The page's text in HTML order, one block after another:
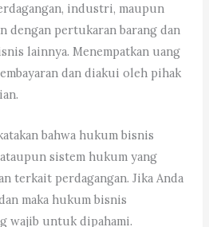
industri, maupun
dengan pertukaran barang dan
lainnya. Menempatkan uang
dan diakui oleh pihak
bahwa hukum bisnis
sistem hukum yang
terkait perdagangan. Jika Anda
maka hukum bisnis
wajib untuk dipahami.